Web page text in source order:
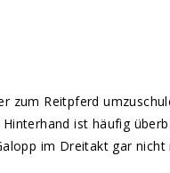
zum Reitpferd
ist häufig
im Dreitakt gar